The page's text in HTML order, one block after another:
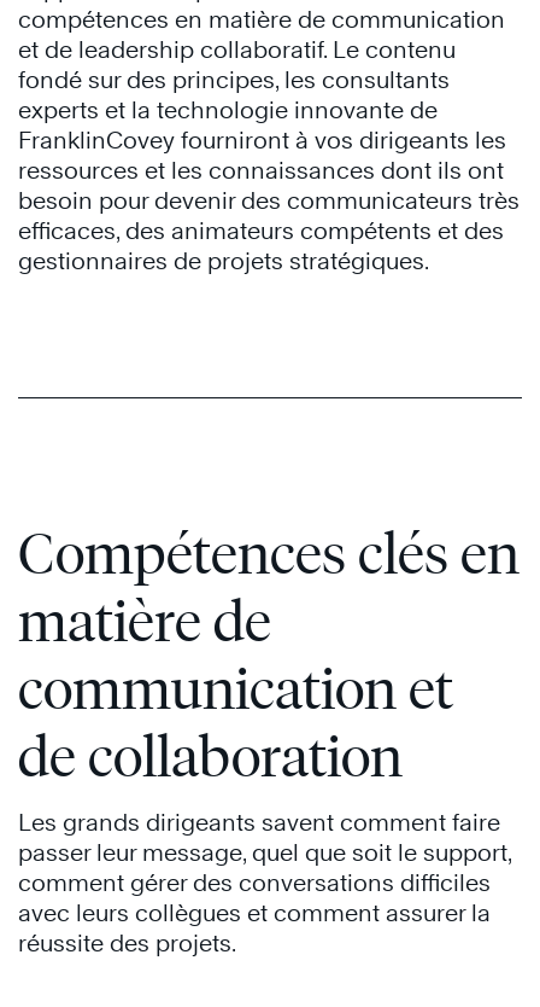
compétences en matière de communication
et de leadership collaboratif. Le contenu
fondé sur des principes, les consultants
experts et la technologie innovante de
FranklinCovey fourniront à vos dirigeants les
ressources et les connaissances dont ils ont
besoin pour devenir des communicateurs très
efficaces, des animateurs compétents et des
gestionnaires de projets stratégiques.
Compétences clés en
matière de
communication et
de collaboration
Les grands dirigeants savent comment faire
passer leur message, quel que soit le support,
comment gérer des conversations difficiles
avec leurs collègues et comment assurer la
réussite des projets.